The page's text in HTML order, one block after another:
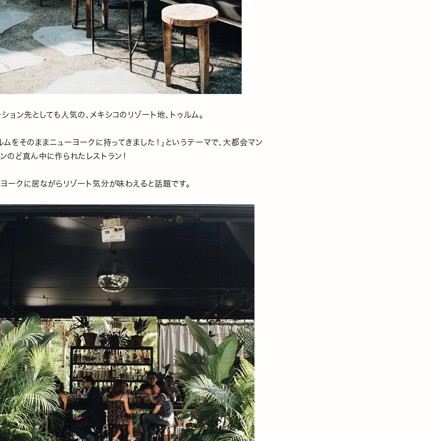
ョン先としても人気の、メキシコのリゾート地、トゥルム。
ムをそのままニューヨークに持ってきました！」というテーマで、大都会マン
のど真ん中に作られたレストラン！
ークに居ながらリゾート気分が味わえると話題です。